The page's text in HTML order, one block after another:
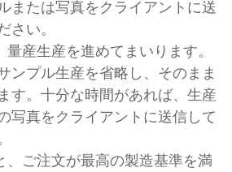
または写真をクライアントに送
さい。
量産生産を進めてまいります。
ンプル生産を省略し、そのまま
す。十分な時間があれば、生産
写真をクライアントに送信して
、ご注文が最高の製造基準を満